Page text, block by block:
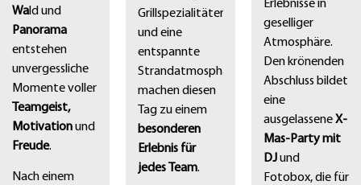
Wald und
Panorama
entstehen
unvergessliche
Momente voller
Teamgeist,
Motivationund
Freude.
Nach einem
Grillspezialitäten
und eine
entspannte
Strandatmosphäre
machen diesen
Tag zu einem
besonderen
Erlebnis für
jedes Team.
Erlebnisse in
geselliger
Atmosphäre.
Den krönenden
Abschluss bildet
eine
ausgelasseneX-
Mas-Party mit
DJund
Fotobox, die für